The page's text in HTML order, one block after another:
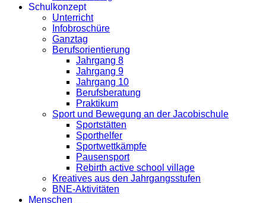
Schulkonzept
Unterricht
Infobroschüre
Ganztag
Berufsorientierung
Jahrgang 8
Jahrgang 9
Jahrgang 10
Berufsberatung
Praktikum
Sport und Bewegung an der Jacobischule
Sportstätten
Sporthelfer
Sportwettkämpfe
Pausensport
Rebirth active school village
Kreatives aus den Jahrgangsstufen
BNE-Aktivitäten
Menschen